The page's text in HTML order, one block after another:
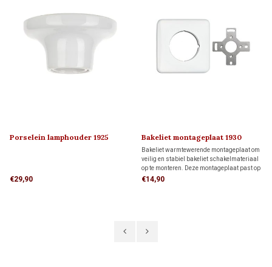
Porselein lamphouder 1925
€29,90
Bakeliet montageplaat 1930
Bakeliet warmtewerende montageplaat om
veilig en stabiel bakeliet schakelmateriaal
op te monteren. Deze montageplaat past op
1 inbouwdoos, maar kan ook direct op de
€14,90